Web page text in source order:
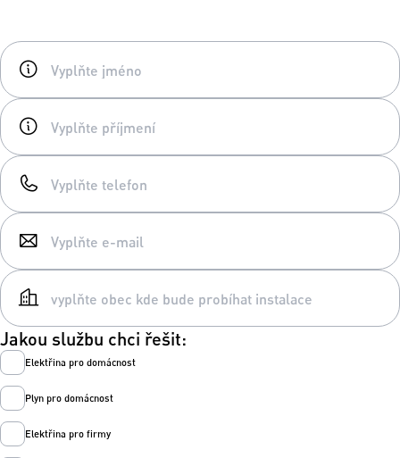
Jakou službu chci řešit:
Elektřina pro domácnost
Plyn pro domácnost
Elektřina pro firmy